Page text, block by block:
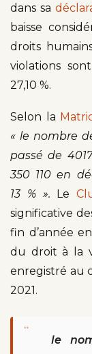
dans sa
baisse
droits
violations
27,10 %.
Selon la
« le nombre
passé de
350 110 en
13 % ». Le
significative
fin d’année
du droit à la
enregistré au
2021.
“
le